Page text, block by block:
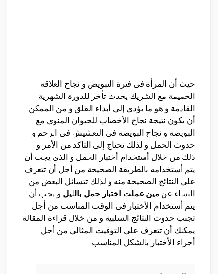
حيث أن المرأة فى فترة التبويض و نجاح العلاقة
الحميمة مع الشريك يحدث تأخر للدورة الشهرية
القادمة و هو ما يؤدى إلى أبداء القلق و من الممكن
أن يكون نتيجة نجاح الأخصاب للحيوان المنوى مع
البويضة و نجاح البويضة فى التعشيش فى الرحم و
حدوث الحمل و لذلك تحتاج إلى التاكد من الأمر و
ذلك من خلال أستخدام أختبار الحمل و الذى يجب أن
يتم أستخدامه بالطريقة الصحيحة من أجل أن تتعرف
على النتائج الصحيحة منه و لذلك تتسائل البعض من
النساء عن مين عملت اختبار حمل بالليل و يجب أن
يتم أستخدام الأختبار فى الوقت المناسب من أجل
تجنب حدوث النتائج السلبية و من خلال قراءة المقالة
يمكنك أن تتعرف على التوقيت المثالى من أجل
أجراء الأختبار بالشكل المناسب.